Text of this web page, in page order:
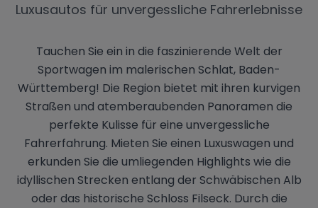
Luxusautos für unvergessliche Fahrerlebnisse
Tauchen Sie ein in die faszinierende Welt der
Sportwagen im malerischen Schlat, Baden-
Württemberg! Die Region bietet mit ihren kurvigen
Straßen und atemberaubenden Panoramen die
perfekte Kulisse für eine unvergessliche
Fahrerfahrung. Mieten Sie einen Luxuswagen und
erkunden Sie die umliegenden Highlights wie die
idyllischen Strecken entlang der Schwäbischen Alb
oder das historische Schloss Filseck. Durch die